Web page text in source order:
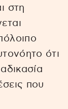
στη
ότι
που